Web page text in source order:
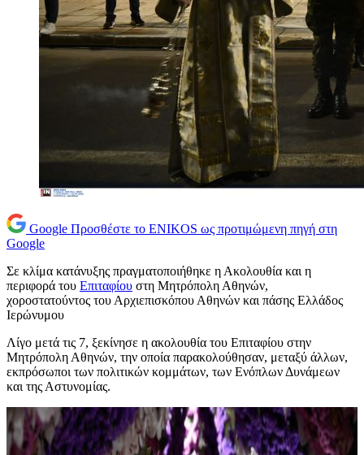
Google Προσθέστε το ENIKOS ως προτιμώμενη πηγή στη
Google
Σε κλίμα κατάνυξης πραγματοποιήθηκε η Ακολουθία και η
περιφορά του Επιταφίου στη Μητρόπολη Αθηνών,
χοροστατούντος του Αρχιεπισκόπου Αθηνών και πάσης Ελλάδος
Ιερώνυμου
Λίγο μετά τις 7, ξεκίνησε η ακολουθία του Επιταφίου στην
Μητρόπολη Αθηνών, την οποία παρακολούθησαν, μεταξύ άλλων,
εκπρόσωποι των πολιτικών κομμάτων, των Ενόπλων Δυνάμεων
και της Αστυνομίας.